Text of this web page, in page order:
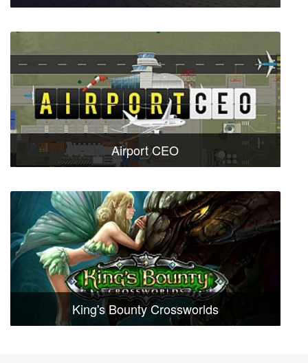
Airport CEO
King's Bounty Crossworlds